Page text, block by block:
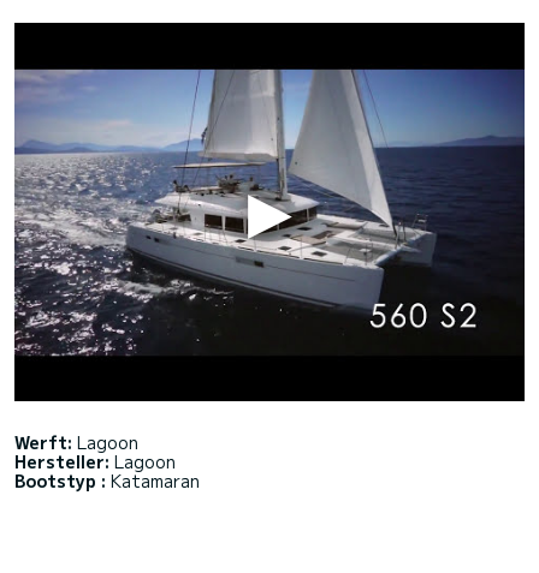
Werft: Lagoon
Hersteller: Lagoon
Bootstyp : Katamaran